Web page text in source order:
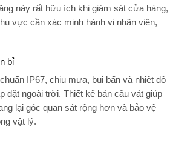
này rất hữu ích khi giám sát cửa hàng,
vực cần xác minh hành vi nhân viên,
bỉ
IP67, chịu mưa, bụi bẩn và nhiệt độ
đặt ngoài trời. Thiết kế bán cầu vát giúp
lại góc quan sát rộng hơn và bảo vệ
vật lý.